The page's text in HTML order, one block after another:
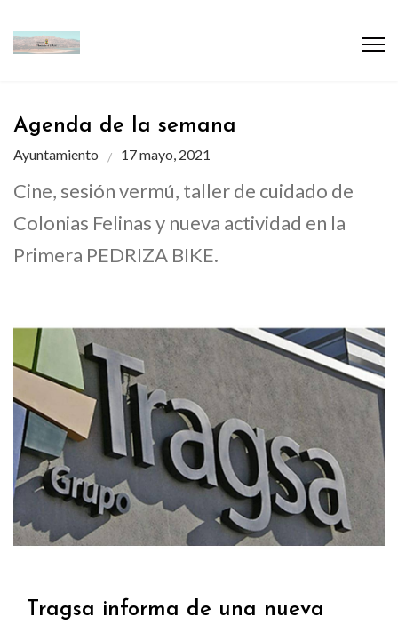
Agenda de la semana
Ayuntamiento 17 mayo, 2021
Cine, sesión vermú, taller de cuidado de
Colonias Felinas y nueva actividad en la
Primera PEDRIZA BIKE.
Tragsa informa de una nueva